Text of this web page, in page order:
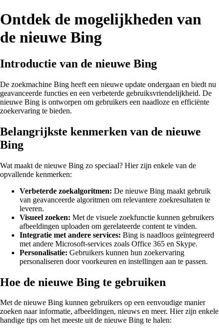
Ontdek de mogelijkheden van
de nieuwe Bing
Introductie van de nieuwe Bing
De zoekmachine Bing heeft een nieuwe update ondergaan en biedt nu
geavanceerde functies en een verbeterde gebruiksvriendelijkheid. De
nieuwe Bing is ontworpen om gebruikers een naadloze en efficiënte
zoekervaring te bieden.
Belangrijkste kenmerken van de nieuwe
Bing
Wat maakt de nieuwe Bing zo speciaal? Hier zijn enkele van de
opvallende kenmerken:
Verbeterde zoekalgoritmen: De nieuwe Bing maakt gebruik
van geavanceerde algoritmen om relevantere zoekresultaten te
leveren.
Visueel zoeken: Met de visuele zoekfunctie kunnen gebruikers
afbeeldingen uploaden om gerelateerde content te vinden.
Integratie met andere services: Bing is naadloos geïntegreerd
met andere Microsoft-services zoals Office 365 en Skype.
Personalisatie: Gebruikers kunnen hun zoekervaring
personaliseren door voorkeuren en instellingen aan te passen.
Hoe de nieuwe Bing te gebruiken
Met de nieuwe Bing kunnen gebruikers op een eenvoudige manier
zoeken naar informatie, afbeeldingen, nieuws en meer. Hier zijn enkele
handige tips om het meeste uit de nieuwe Bing te halen: